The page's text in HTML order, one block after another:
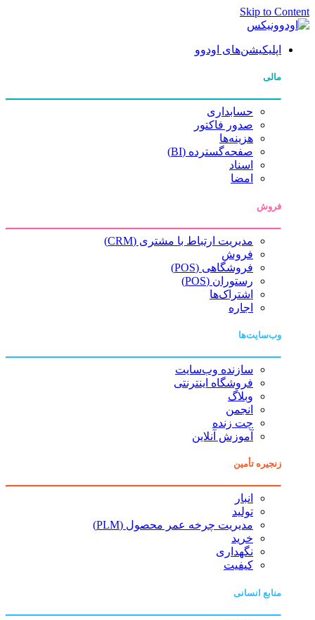
Skip to Content
اپلیکیشن‌های اودوو
مالی
حسابداری
صدور فاکتور
هزینه‌ها
صفحه‌گسترده (BI)
اسناد
امضا
فروش
مدیریت ارتباط با مشتری (CRM)
فروش
فروشگاهی (POS)
رستوران (POS)
اشتراک‌ها
اجاره
وب‌سایت‌ها
سازنده وب‌سایت
فروشگاه اینترنتی
وبلاگ
انجمن
چت زنده
آموزش آنلاین
زنجیره تأمین
انبار
تولید
مدیریت چرخه عمر محصول (PLM)
خرید
نگهداری
کیفیت
منابع انسانی